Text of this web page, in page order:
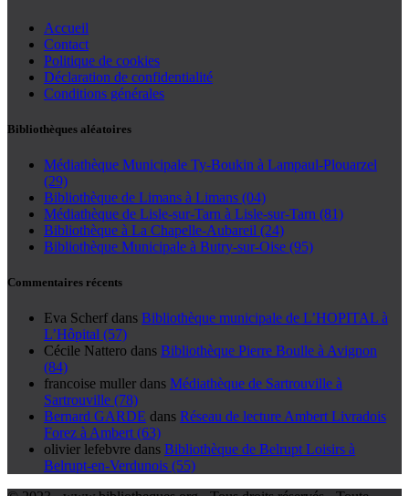
Accueil
Contact
Politique de cookies
Déclaration de confidentialité
Conditions générales
Bibliothèques aléatoires
Médiathèque Municipale Ty-Boukin à Lampaul-Plouarzel
(29)
Bibliothèque de Limans à Limans (04)
Médiathèque de Lisle-sur-Tarn à Lisle-sur-Tarn (81)
Bibliothèque à La Chapelle-Aubareil (24)
Bibliothèque Municipale à Butry-sur-Oise (95)
Commentaires récents
Eva Scherf dans Bibliothèque municipale de L’HOPITAL à
L’Hôpital (57)
Cécile Nattero dans Bibliothèque Pierre Boulle à Avignon
(84)
francoise muller dans Médiathèque de Sartrouville à
Sartrouville (78)
Bernard GARDE dans Réseau de lecture Ambert Livradois
Forez à Ambert (63)
olivier lefebvre dans Bibliothèque de Belrupt Loisirs à
Belrupt-en-Verdunois (55)